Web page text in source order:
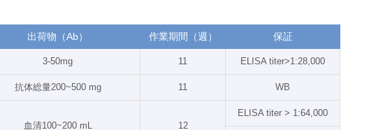
出荷物（Ab） 作業期間（週） 保証
3-50mg 11 ELISA titer>1:28,000
抗体総量200~500 mg 11 WB
血清100~200 mL 12
ELISA titer > 1:64,000